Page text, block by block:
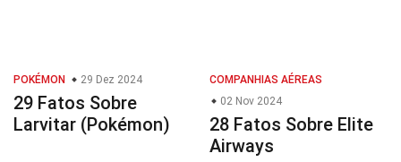
POKÉMON 29 Dez 2024
29 Fatos Sobre
Larvitar (Pokémon)
COMPANHIAS AÉREAS
02 Nov 2024
28 Fatos Sobre Elite
Airways